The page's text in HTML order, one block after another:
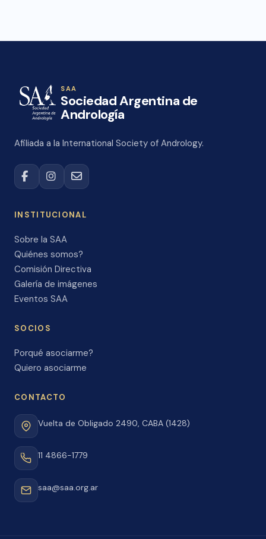
SAA
Sociedad Argentina de
Andrología
Afiliada a la International Society of Andrology.
INSTITUCIONAL
Sobre la SAA
Quiénes somos?
Comisión Directiva
Galería de imágenes
Eventos SAA
SOCIOS
Porqué asociarme?
Quiero asociarme
CONTACTO
Vuelta de Obligado 2490, CABA (1428)
11 4866-1779
saa@saa.org.ar